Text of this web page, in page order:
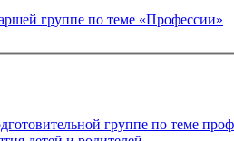
группе по теме «Профессии»
группе по теме